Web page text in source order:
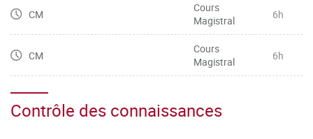
CM
Cours
Magistral
6h
CM
Cours
Magistral
6h
Contrôle des connaissances